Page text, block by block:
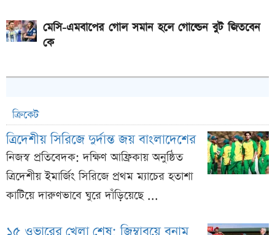
মেসি-এমবাপের গোল সমান হলে গোল্ডেন বুট জিতবেন
কে
ক্রিকেট
ত্রিদেশীয় সিরিজে দুর্দান্ত জয় বাংলাদেশের
নিজস্ব প্রতিবেদক: দক্ষিণ আফ্রিকায় অনুষ্ঠিত
ত্রিদেশীয় ইমার্জিং সিরিজে প্রথম ম্যাচের হতাশা
কাটিয়ে দারুণভাবে ঘুরে দাঁড়িয়েছে ...